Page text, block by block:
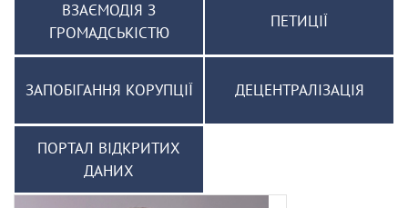
ВЗАЄМОДІЯ З
ГРОМАДСЬКІСТЮ
ПЕТИЦІЇ
ЗАПОБІГАННЯ КОРУПЦІЇ ДЕЦЕНТРАЛІЗАЦІЯ
ПОРТАЛ ВІДКРИТИХ
ДАНИХ